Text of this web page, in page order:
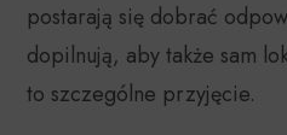
postarają się dobrać
dopilnują, aby także sam
to szczególne przyjęcie.